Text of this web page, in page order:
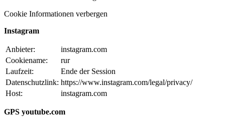
Cookie Informationen verbergen
Instagram
Anbieter:
instagram.com
Cookiename:
rur
Laufzeit:
Ende der Session
Datenschutzlink: https://www.instagram.com/legal/privacy/
Host:
instagram.com
GPS youtube.com